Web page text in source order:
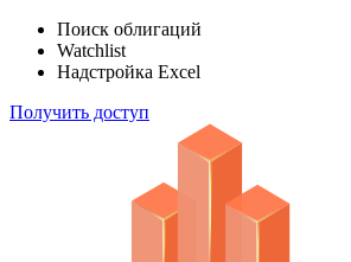
Поиск облигаций
Watchlist
Надстройка Excel
Получить доступ